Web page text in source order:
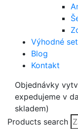
Výhodné
Blog
Kontakt
Objednávky
expedujeme v
skladem)
Products search